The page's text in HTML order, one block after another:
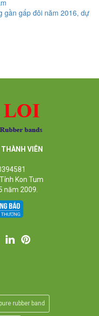
gần gấp đôi năm 2016, dự
VIÊN
Kon Tum
năm 2009.
pure rubber band